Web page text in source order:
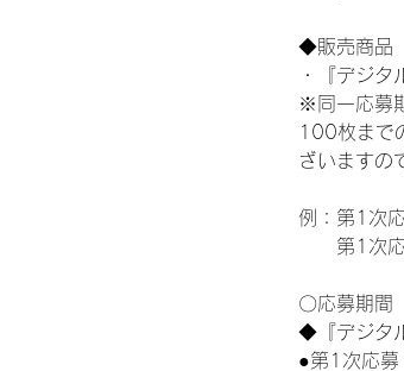
◆販売商品
・『デジ
※同一応募
100枚まで
ざいますの
例：第1次
第1次応
〇応募期間
◆『デジタ
●第1次応